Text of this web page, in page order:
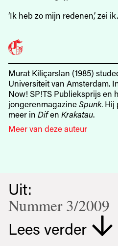
‘Ik heb zo mijn redenen,’ zei ik.
Murat Kiliçarslan (1985)
Universiteit van Amsterdam.
Now! SP!TS Publieksprijs en
jongerenmagazineSpunk. Hij
meer in Difen Krakatau.
Meer van deze auteur
Uit:
Nummer 3/2009
Lees verder